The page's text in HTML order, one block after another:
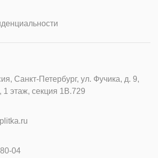
Санкт-Петербург, ул. Фучика, д. 9,
1 этаж, секция 1В.729
04